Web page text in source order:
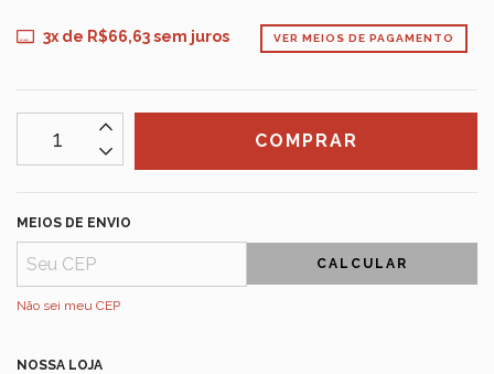
3x de R$66,63sem juros VER MEIOS DE PAGAMENTO
MEIOS DE ENVIO
CALCULAR
Não sei meu CEP
NOSSA LOJA